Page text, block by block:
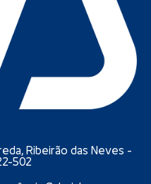
Ribeirão das Neves -
502